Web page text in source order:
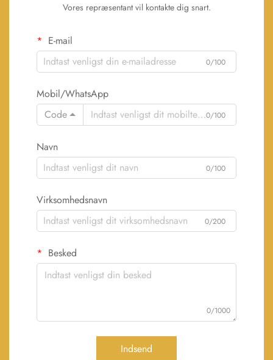
Vores repræsentant vil kontakte dig snart.
E-mail
0/100
Mobil/WhatsApp
Code
0/100
Navn
0/100
Virksomhedsnavn
0/200
Besked
0/1000
Indsend